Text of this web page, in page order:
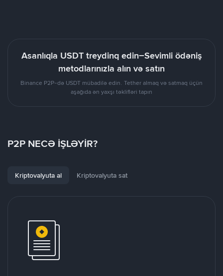
Asanlıqla USDT treydinq edin–Sevimli ödəniş
metodlarınızla alın və satın
Binance P2P-də USDT mübadilə edin. Tether almaq və satmaq üçün
aşağıda ən yaxşı təklifləri tapın
P2P NECƏ İŞLƏYİR?
Kriptovalyuta al Kriptovalyuta sat